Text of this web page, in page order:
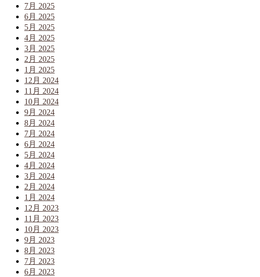
7月 2025
6月 2025
5月 2025
4月 2025
3月 2025
2月 2025
1月 2025
12月 2024
11月 2024
10月 2024
9月 2024
8月 2024
7月 2024
6月 2024
5月 2024
4月 2024
3月 2024
2月 2024
1月 2024
12月 2023
11月 2023
10月 2023
9月 2023
8月 2023
7月 2023
6月 2023